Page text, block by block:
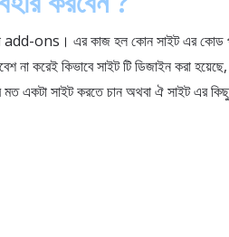
এর কাজ হল কোন সাইট এর কোড
না করেই কিভাবে সাইট টি ডিজাইন করা
একটা সাইট করতে চান অথবা ঐ সাইট এর